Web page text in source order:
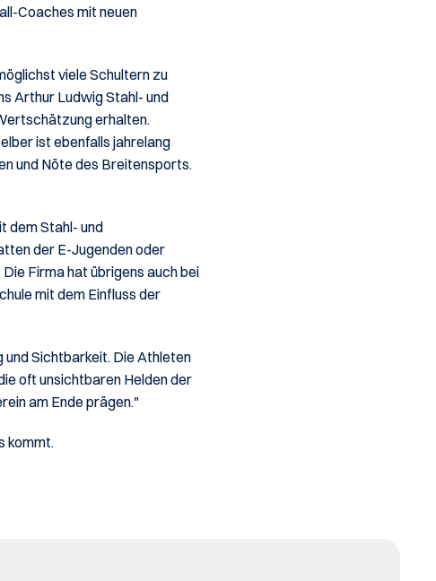
Coaches mit neuen
viele Schultern zu
Arthur Ludwig Stahl- und
erhalten.
ist ebenfalls jahrelang
und Nöte des Breitensports.
dem Stahl- und
der E-Jugenden oder
Firma hat übrigens auch bei
mit dem Einfluss der
Sichtbarkeit. Die Athleten
oft unsichtbaren Helden der
am Ende prägen."
kommt.